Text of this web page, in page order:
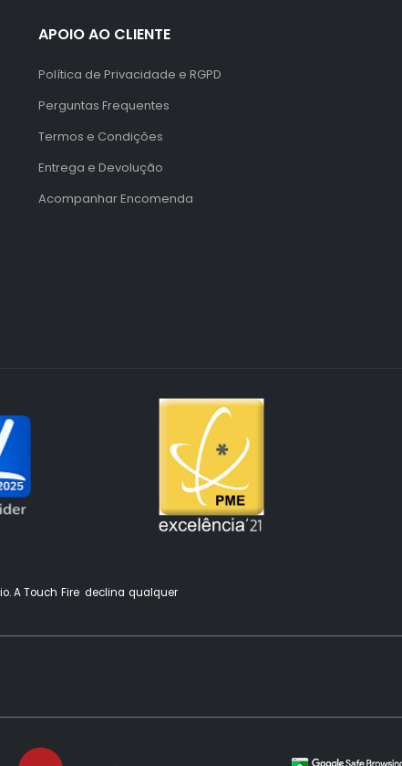
APOIO AO CLIENTE
Política de Privacidade e RGPD
Perguntas Frequentes
Termos e Condições
Entrega e Devolução
Acompanhar Encomenda
A Touch Fire declina qualquer